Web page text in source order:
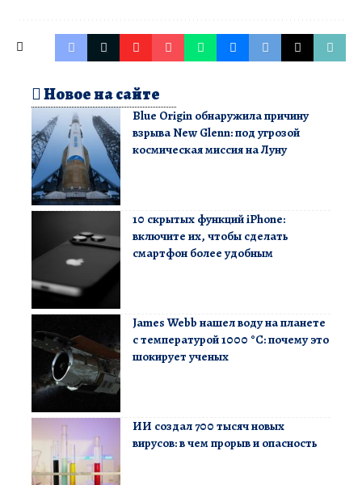
Новое на сайте
Blue Origin обнаружила причину
взрыва New Glenn: под угрозой
космическая миссия на Луну
10 скрытых функций iPhone:
включите их, чтобы сделать
смартфон более удобным
James Webb нашел воду на планете
с температурой 1000 °C: почему это
шокирует ученых
ИИ создал 700 тысяч новых
вирусов: в чем прорыв и опасность